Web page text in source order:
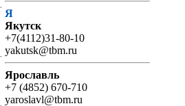
Я
Якутск
+7(4112)31-80-10
yakutsk@tbm.ru
Ярославль
+7 (4852) 670-710
yaroslavl@tbm.ru